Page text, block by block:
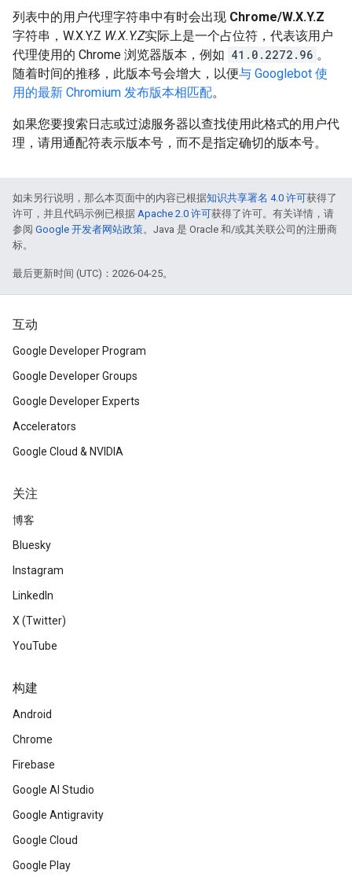
列表中的用户代理字符串中有时会出现 Chrome/W.X.Y.Z
字符串，W.X.Y.Z W.X.Y.Z实际上是一个占位符，代表该用户
代理使用的 Chrome 浏览器版本，例如 41.0.2272.96 。
随着时间的推移，此版本号会增大，以便与 Googlebot 使
用的最新 Chromium 发布版本相匹配。
如果您要搜索日志或过滤服务器以查找使用此格式的用户代
理，请用通配符表示版本号，而不是指定确切的版本号。
如未另行说明，那么本页面中的内容已根据知识共享署名 4.0 许可获得了
许可，并且代码示例已根据 Apache 2.0 许可获得了许可。有关详情，请
参阅 Google 开发者网站政策。Java 是 Oracle 和/或其关联公司的注册商
标。
最后更新时间 (UTC)：2026-04-25。
互动
Google Developer Program
Google Developer Groups
Google Developer Experts
Accelerators
Google Cloud & NVIDIA
关注
博客
Bluesky
Instagram
LinkedIn
X (Twitter)
YouTube
构建
Android
Chrome
Firebase
Google AI Studio
Google Antigravity
Google Cloud
Google Play